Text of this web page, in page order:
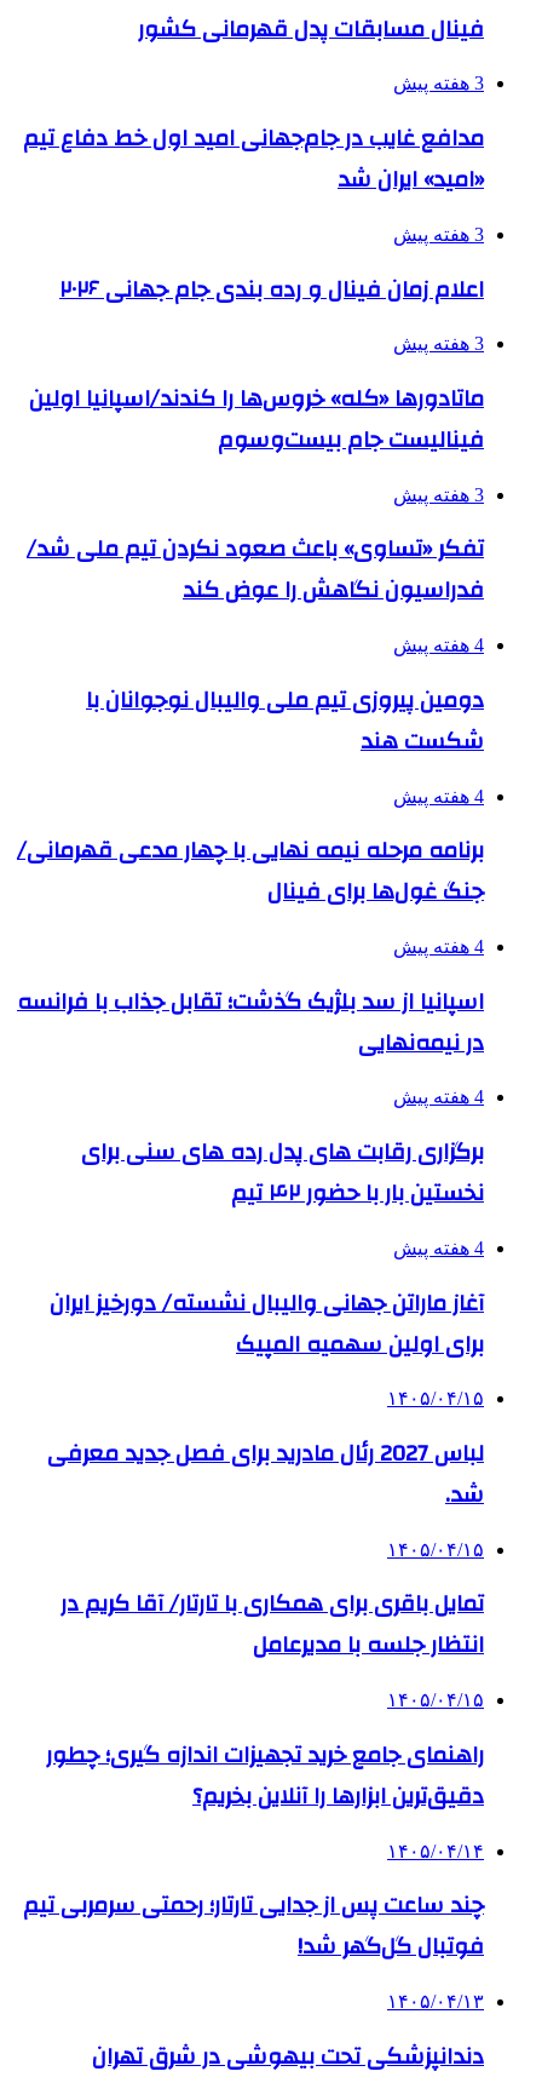
فینال مسابقات پدل قهرمانی کشور
3 هفته پیش
مدافع غایب در جام‌جهانی امید اول خط دفاع تیم
«امید» ایران شد
3 هفته پیش
اعلام زمان فینال و رده بندی جام جهانی ۲۰۲۶
3 هفته پیش
ماتادورها «کله» خروس‌ها را کندند/اسپانیا اولین
فینالیست جام بیست‌وسوم
3 هفته پیش
تفکر «تساوی» باعث صعود نکردن تیم ملی شد/
فدراسیون نگاهش را عوض کند
4 هفته پیش
دومین پیروزی تیم ملی والیبال نوجوانان با
شکست هند
4 هفته پیش
برنامه مرحله نیمه نهایی با چهار مدعی قهرمانی/
جنگ غول‌ها برای فینال
4 هفته پیش
اسپانیا از سد بلژیک گذشت؛ تقابل جذاب با فرانسه
در نیمه‌نهایی
4 هفته پیش
برگزاری رقابت های پدل رده های سنی برای
نخستین بار با حضور ۴۲ تیم
4 هفته پیش
آغاز ماراتن جهانی والیبال نشسته/ دورخیز ایران
برای اولین سهمیه المپیک
۱۴۰۵/۰۴/۱۵
لباس 2027 رئال مادرید برای فصل جدید معرفی
شد.
۱۴۰۵/۰۴/۱۵
تمایل باقری برای همکاری با تارتار/ آقا کریم در
انتظار جلسه با مدیرعامل
۱۴۰۵/۰۴/۱۵
راهنمای جامع خرید تجهیزات اندازه گیری؛ چطور
دقیق‌ترین ابزارها را آنلاین بخریم؟
۱۴۰۵/۰۴/۱۴
چند ساعت پس از جدایی تارتار؛ رحمتی سرمربی تیم
فوتبال گل‌گهر شد!
۱۴۰۵/۰۴/۱۳
دندانپزشکی تحت بیهوشی در شرق تهران